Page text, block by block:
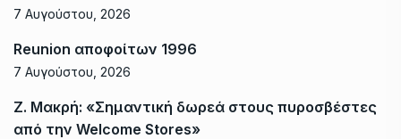
7 Αυγούστου, 2026
Reunion αποφοίτων 1996
7 Αυγούστου, 2026
Ζ. Μακρή: «Σημαντική δωρεά στους πυροσβέστες
από την Welcome Stores»